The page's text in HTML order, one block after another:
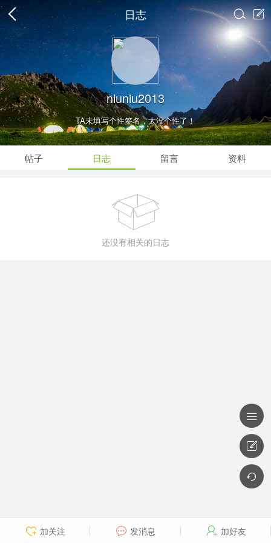
日志 

niuniu2013
TA未填写个性签名，太没个性了！
帖子 日志 留言 资料
 加关注  发消息  加好友

还没有相关的日志


